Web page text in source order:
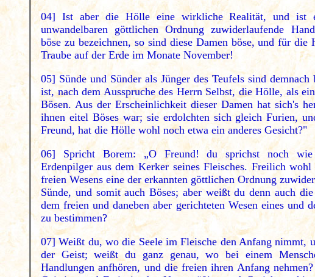
04] Ist aber die Hölle eine wirkliche Realität, und ist
unwandelbaren göttlichen Ordnung zuwiderlaufende
böse zu bezeichnen, so sind diese Damen böse, und für
Traube auf der Erde im Monate November!
05] Sünde und Sünder als Jünger des Teufels sind
ist, nach dem Ausspruche des Herrn Selbst, die Hölle, als
Bösen. Aus der Erscheinlichkeit dieser Damen hat sich's
ihnen eitel Böses war; sie erdolchten sich gleich Furien,
Freund, hat die Hölle wohl noch etwa ein anderes Gesicht?"
06] Spricht Borem: „O Freund! du sprichst noch wie
Erdenpilger aus dem Kerker seines Fleisches. Freilich
freien Wesens eine der erkannten göttlichen Ordnung
Sünde, und somit auch Böses; aber weißt du denn auch
dem freien und daneben aber gerichteten Wesen eines und
zu bestimmen?
07] Weißt du, wo die Seele im Fleische den Anfang nimmt,
der Geist; weißt du ganz genau, wo bei einem
Handlungen anfhören, und die freien ihren Anfang